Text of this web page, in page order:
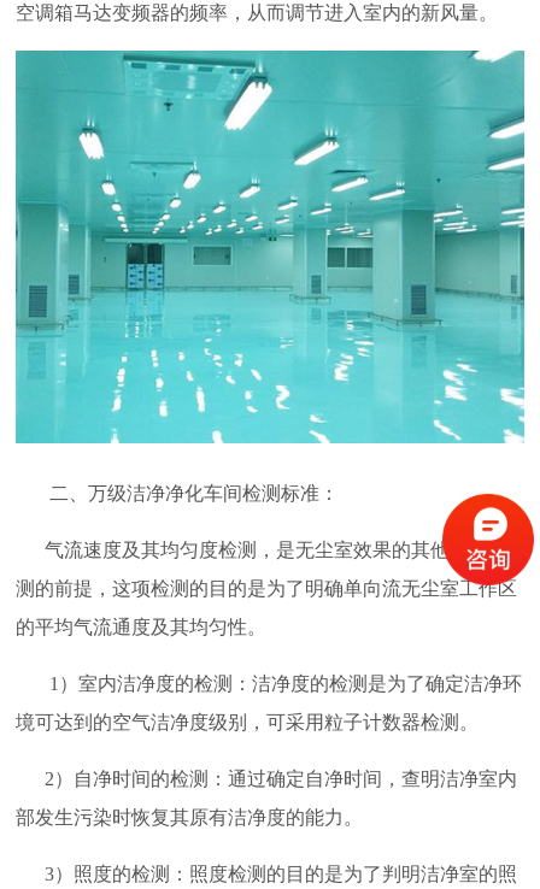
空调箱马达变频器的频率，从而调节进入室内的新风量。
二、万级洁净净化车间检测标准：
气流速度及其均匀度检测，是无尘室效果的其他各项检
测的前提，这项检测的目的是为了明确单向流无尘室工作区
的平均气流通度及其均匀性。
1）室内洁净度的检测：洁净度的检测是为了确定洁净环
境可达到的空气洁净度级别，可采用粒子计数器检测。
2）自净时间的检测：通过确定自净时间，查明洁净室内
部发生污染时恢复其原有洁净度的能力。
3）照度的检测：照度检测的目的是为了判明洁净室的照